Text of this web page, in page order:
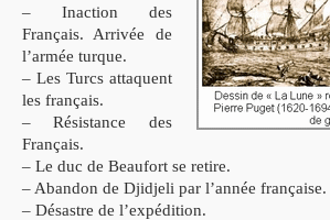
– Inaction des
Français. Arrivée de
l’armée turque.
– Les Turcs attaquent
les français.
– Résistance des
Français.
– Le duc de Beaufort se retire.
– Abandon de Djidjeli par l’année française.
– Désastre de l’expédition.